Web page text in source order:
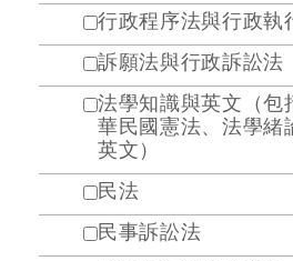
行政程序法與行政執
訴願法與行政訴訟法
法學知識與英文（包
華民國憲法、法學緒
英文）
民法
民事訴訟法